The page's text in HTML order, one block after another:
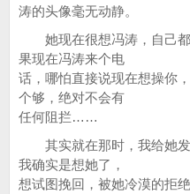
涛的头像毫无动静。
她现在很想冯涛，自己都
果现在冯涛来个电
话，哪怕直接说现在想操你
个够，绝对不会有
任何阻拦……
其实就在那时，我给她发
我确实是想她了，
想试图挽回，被她冷漠的拒